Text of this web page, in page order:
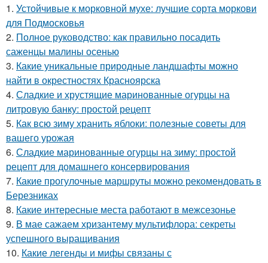
1. Устойчивые к морковной мухе: лучшие сорта моркови
для Подмосковья
2. Полное руководство: как правильно посадить
саженцы малины осенью
3. Какие уникальные природные ландшафты можно
найти в окрестностях Красноярска
4. Сладкие и хрустящие маринованные огурцы на
литровую банку: простой рецепт
5. Как всю зиму хранить яблоки: полезные советы для
вашего урожая
6. Сладкие маринованные огурцы на зиму: простой
рецепт для домашнего консервирования
7. Какие прогулочные маршруты можно рекомендовать в
Березниках
8. Какие интересные места работают в межсезонье
9. В мае сажаем хризантему мультифлора: секреты
успешного выращивания
10. Какие легенды и мифы связаны с